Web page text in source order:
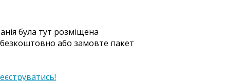
була тут розміщена
або замовте пакет